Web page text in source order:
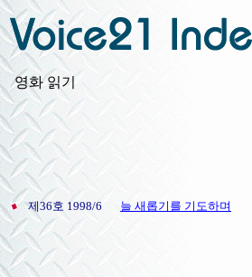
영화 읽기
제36호 1998/6 늘 새롭기를 기도하며